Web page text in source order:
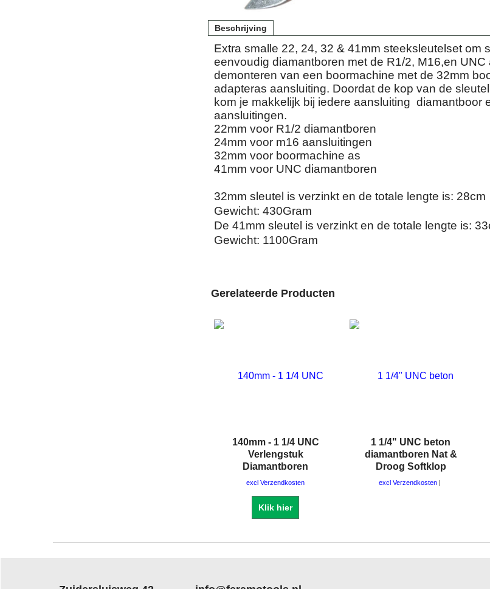
Beschrijving
Extra smalle 22, 24, 32 & 41mm steeksleutelset om
eenvoudig diamantboren met de R1/2, M16,en UNC
demonteren van een boormachine met de 32mm
adapteras aansluiting. Doordat de kop van de
kom je makkelijk bij iedere aansluiting diamantboor
aansluitingen.
22mm voor R1/2 diamantboren
24mm voor m16 aansluitingen
32mm voor boormachine as
41mm voor UNC diamantboren
32mm sleutel is verzinkt en de totale lengte is: 28cm
Gewicht: 430Gram
De 41mm sleutel is verzinkt en de totale lengte is:
Gewicht: 1100Gram
Gerelateerde Producten
140mm - 1 1/4 UNC
Verlengstuk
Diamantboren
excl Verzendkosten
Klik hier
1 1/4" UNC beton
diamantboren Nat &
Droog Softklop
excl Verzendkosten